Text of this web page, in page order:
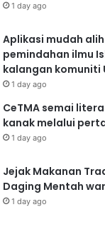
1 day ago
Aplikasi mudah
pemindahan ilmu
kalangan komuniti
1 day ago
CeTMA semai
kanak melalui
1 day ago
Jejak Makanan
Daging Mentah
1 day ago